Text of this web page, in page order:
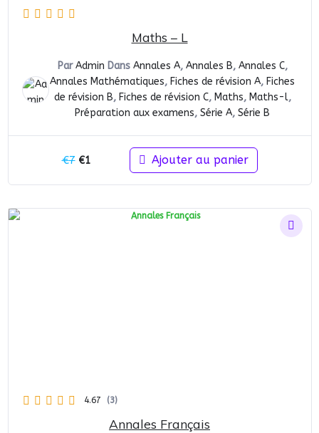
Maths – L
ParAdmin Dans Annales A, Annales B, Annales C,
Annales Mathématiques, Fiches de révision A, Fiches
de révision B, Fiches de révision C, Maths, Maths-l,
Préparation aux examens, Série A, Série B
€7 Le
était :
€1
est :
Ajouter au panier
4.67 (3)
Annales Français